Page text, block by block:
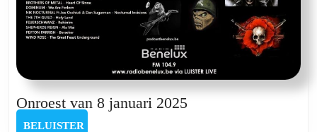
Onroest van 8 januari 2025Onroest
BELUISTER